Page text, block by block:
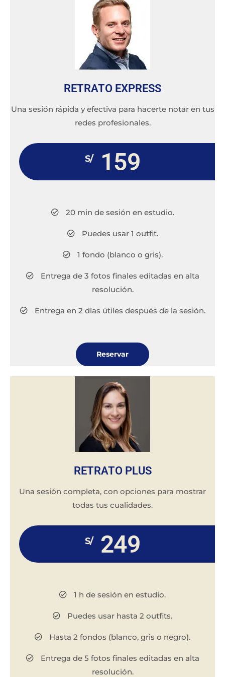
RETRATO EXPRESS
Una sesión rápida y efectiva para hacerte notar en tus
redes profesionales.
S/ 159
20 min de sesión en estudio.
Puedes usar 1 outfit.
1 fondo (blanco o gris).
Entrega de 3 fotos finales editadas en alta
resolución.
Entrega en 2 días útiles después de la sesión.
Reservar
RETRATO PLUS
Una sesión completa, con opciones para mostrar
todas tus cualidades.
S/ 249
1 h de sesión en estudio.
Puedes usar hasta 2 outfits.
Hasta 2 fondos (blanco, gris o negro).
Entrega de 5 fotos finales editadas en alta
resolución.